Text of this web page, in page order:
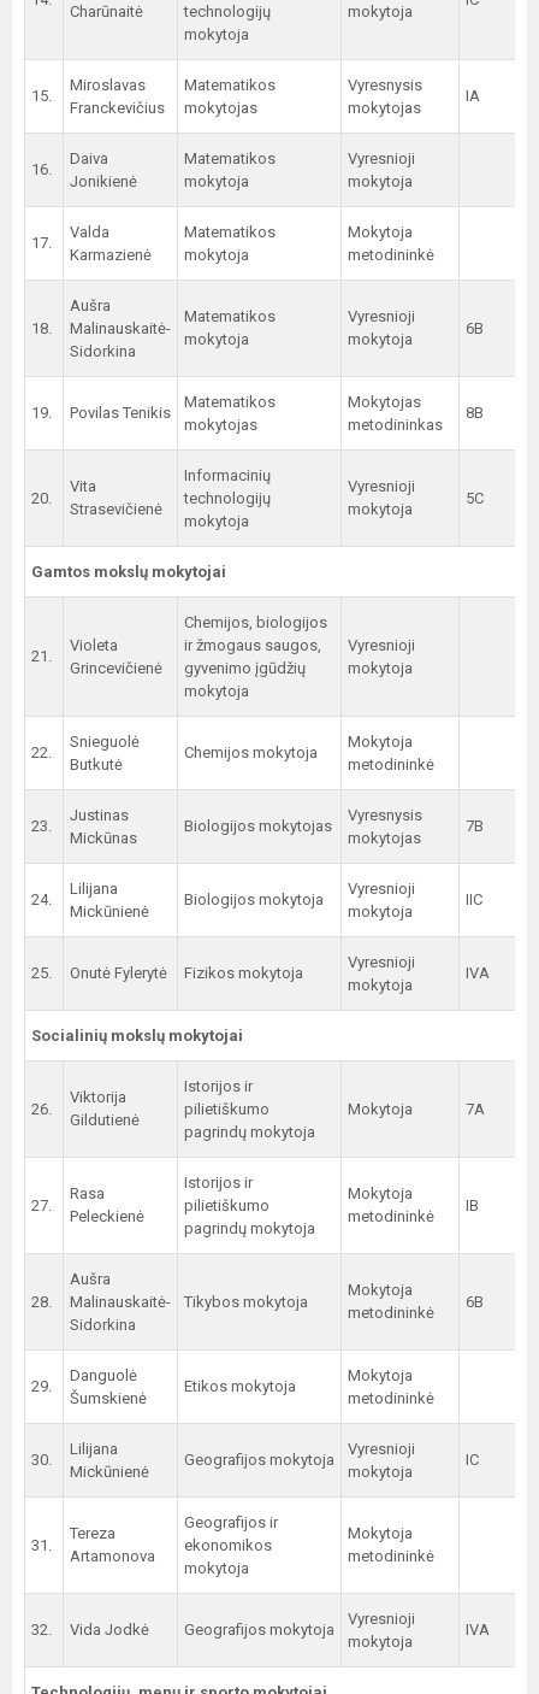
Charūnaitė
technologijų
mokytoja
mokytoja
15.
Miroslavas
Franckevičius
Matematikos
mokytojas
Vyresnysis
mokytojas
IA
16.
Daiva
Jonikienė
Matematikos
mokytoja
Vyresnioji
mokytoja
17.
Valda
Karmazienė
Matematikos
mokytoja
Mokytoja
metodininkė
18.
Aušra
Malinauskaitė-
Sidorkina
Matematikos
mokytoja
Vyresnioji
mokytoja
6B
19. Povilas Tenikis
Matematikos
mokytojas
Mokytojas
metodininkas
8B
20.
Vita
Strasevičienė
Informacinių
technologijų
mokytoja
Vyresnioji
mokytoja
5C
Gamtos mokslų mokytojai
21.
Violeta
Grincevičienė
Chemijos, biologijos
ir žmogaus saugos,
gyvenimo įgūdžių
mokytoja
Vyresnioji
mokytoja
22.
Snieguolė
Butkutė
Chemijos mokytoja
Mokytoja
metodininkė
23.
Justinas
Mickūnas
Biologijos mokytojas
Vyresnysis
mokytojas
7B
24.
Lilijana
Mickūnienė
Biologijos mokytoja
Vyresnioji
mokytoja
IIC
25. Onutė Fylerytė Fizikos mokytoja
Vyresnioji
mokytoja
IVA
Socialinių mokslų mokytojai
26.
Viktorija
Gildutienė
Istorijos ir
pilietiškumo
pagrindų mokytoja
Mokytoja 7A
27.
Rasa
Peleckienė
Istorijos ir
pilietiškumo
pagrindų mokytoja
Mokytoja
metodininkė
IB
28.
Aušra
Malinauskaitė-
Sidorkina
Tikybos mokytoja
Mokytoja
metodininkė
6B
29.
Danguolė
Šumskienė
Etikos mokytoja
Mokytoja
metodininkė
30.
Lilijana
Mickūnienė
Geografijos mokytoja
Vyresnioji
mokytoja
IC
31.
Tereza
Artamonova
Geografijos ir
ekonomikos
mokytoja
Mokytoja
metodininkė
32. Vida Jodkė Geografijos mokytoja
Vyresnioji
mokytoja
IVA